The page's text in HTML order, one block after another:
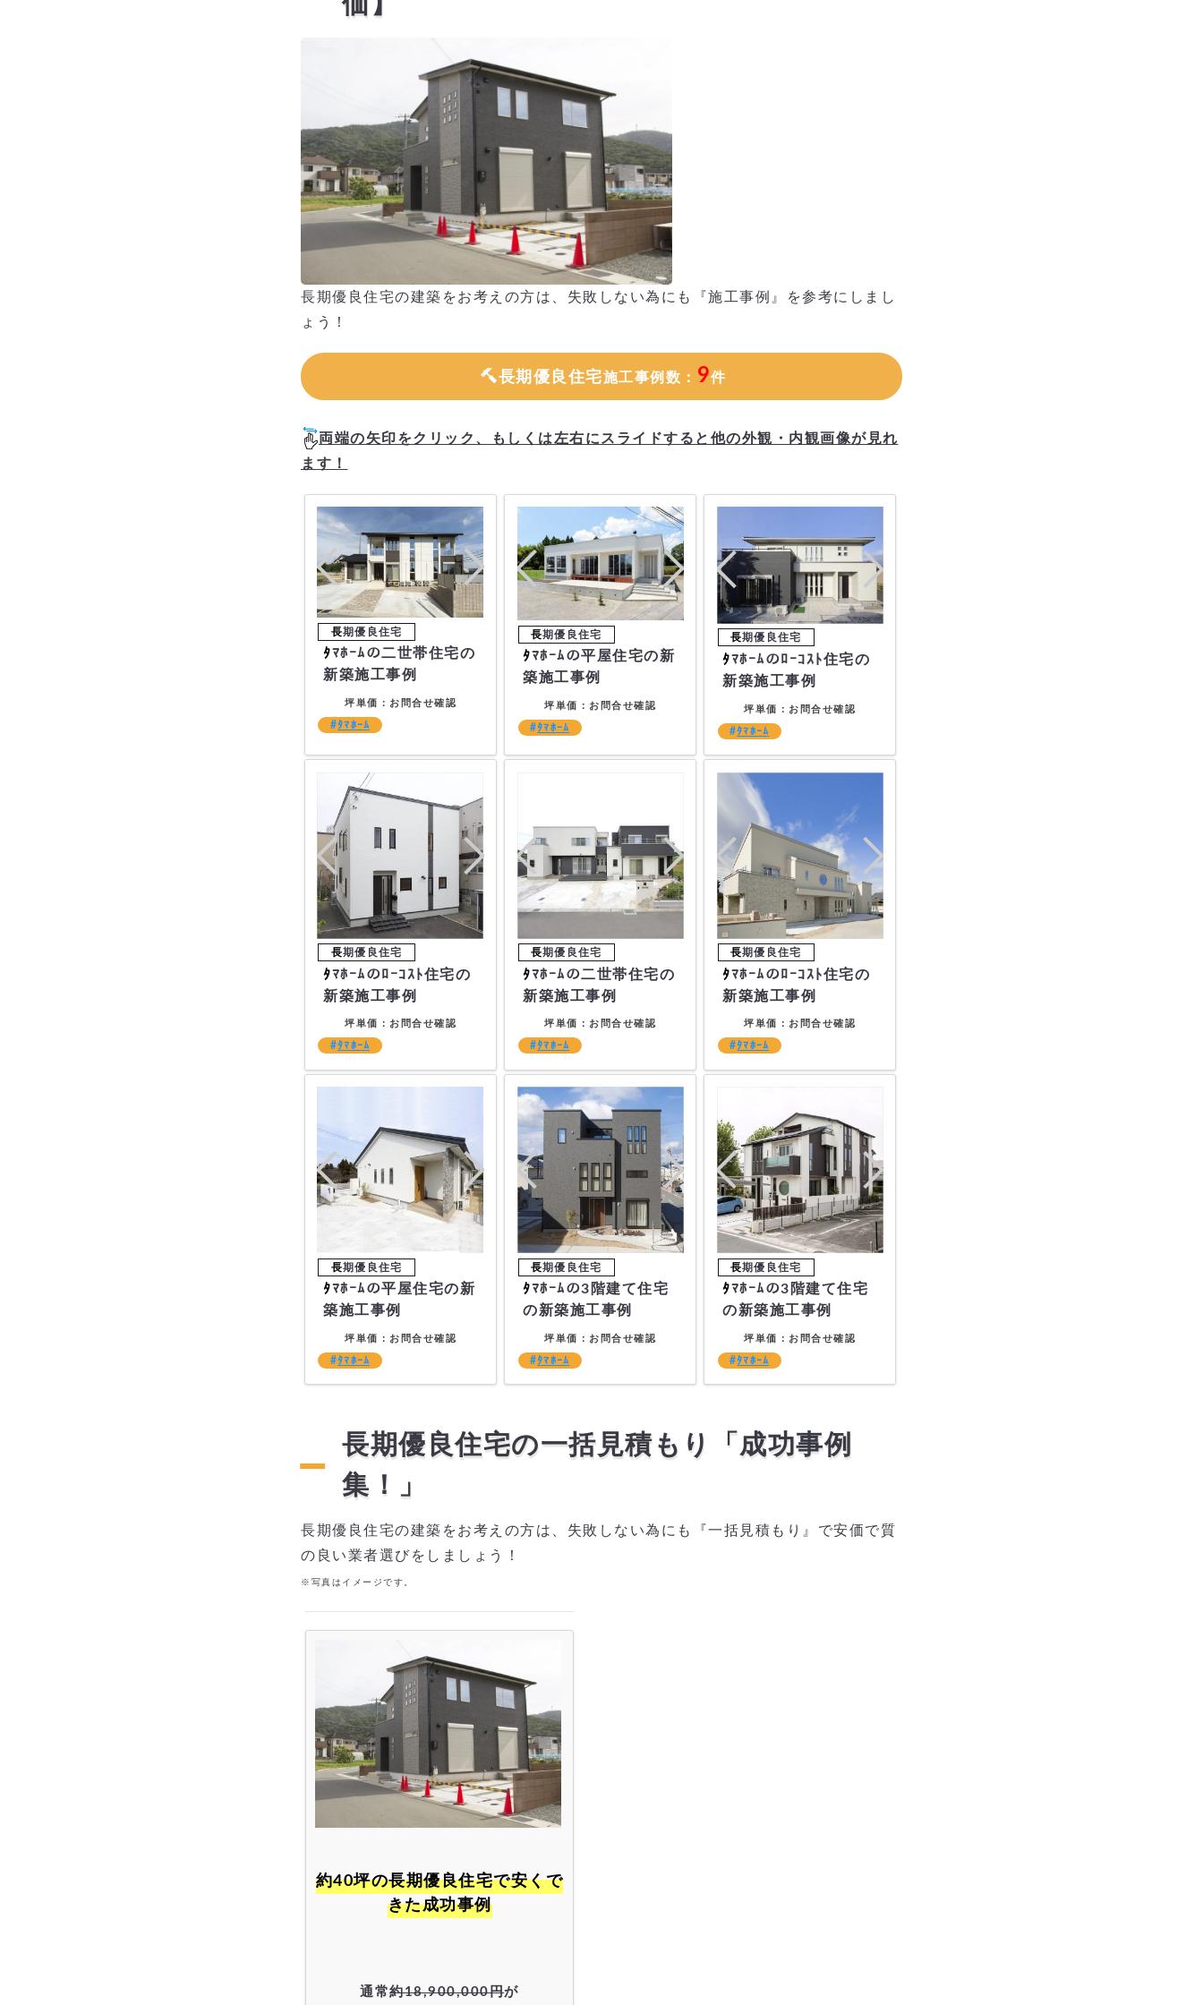
長期優良住宅の建築をお考えの方は、失敗しない為にも『施工事例』を参考にしまし
ょう！
長期優良住宅施工事例数： 9件
両端の矢印をクリック、もしくは左右にスライドすると他の外観・内観画像が見れ
ます！
ﾀﾏﾎｰﾑの二世帯住宅の
新築施工事例
坪単価：お問合せ確認
ﾀﾏﾎｰﾑ
ﾀﾏﾎｰﾑの平屋住宅の新
築施工事例
坪単価：お問合せ確認
ﾀﾏﾎｰﾑ
ﾀﾏﾎｰﾑのﾛｰｺｽﾄ住宅の
新築施工事例
坪単価：お問合せ確認
ﾀﾏﾎｰﾑ
ﾀﾏﾎｰﾑのﾛｰｺｽﾄ住宅の
新築施工事例
坪単価：お問合せ確認
ﾀﾏﾎｰﾑ
ﾀﾏﾎｰﾑの二世帯住宅の
新築施工事例
坪単価：お問合せ確認
ﾀﾏﾎｰﾑ
ﾀﾏﾎｰﾑのﾛｰｺｽﾄ住宅の
新築施工事例
坪単価：お問合せ確認
ﾀﾏﾎｰﾑ
ﾀﾏﾎｰﾑの平屋住宅の新
築施工事例
坪単価：お問合せ確認
ﾀﾏﾎｰﾑ
ﾀﾏﾎｰﾑの3階建て住宅
の新築施工事例
坪単価：お問合せ確認
ﾀﾏﾎｰﾑ
ﾀﾏﾎｰﾑの3階建て住宅
の新築施工事例
坪単価：お問合せ確認
ﾀﾏﾎｰﾑ
長期優良住宅の一括見積もり「成功事例
集！」
長期優良住宅の建築をお考えの方は、失敗しない為にも『一括見積もり』で安価で質
の良い業者選びをしましょう！
※写真はイメージです。
約40坪の長期優良住宅で安くで
きた成功事例
通常約18,900,000円が